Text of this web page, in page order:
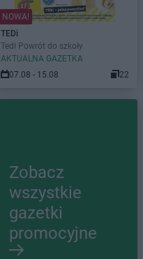
NOWA!
TEDi
Tedi Powrót do szkoły
AKTUALNA GAZETKA
07.08 - 15.08
22
Zobacz
wszystkie
gazetki
promocyjne